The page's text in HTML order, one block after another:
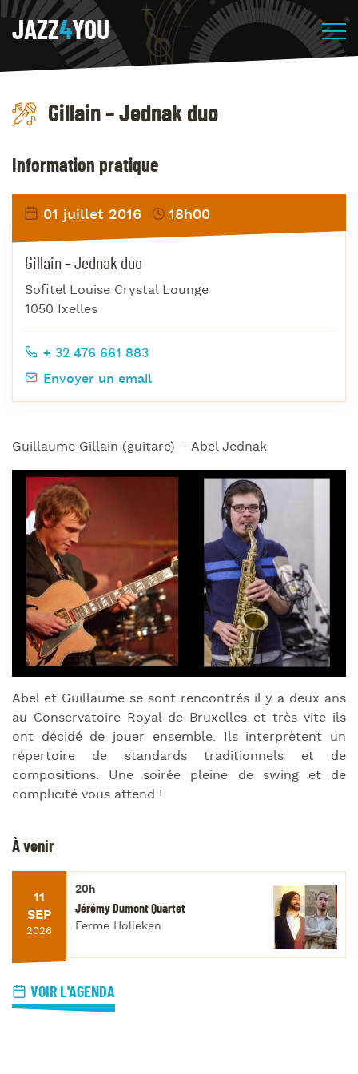
JAZZ4YOU
Gillain – Jednak duo
Guillaume Gillain (guitare) – Abel Jednak
Abel et Guillaume se sont rencontrés il y a deux ans
au Conservatoire Royal de Bruxelles et très vite ils
ont décidé de jouer ensemble. Ils interprètent un
répertoire de standards traditionnels et de
compositions. Une soirée pleine de swing et de
complicité vous attend !
Information pratique
01 juillet 2016 18h00
Gillain – Jednak duo
Sofitel Louise Crystal Lounge
1050 Ixelles
+ 32 476 661 883
Envoyer un email
À venir
11
SEP
2026
20h
Jérémy Dumont Quartet
Ferme Holleken
VOIR L'AGENDA